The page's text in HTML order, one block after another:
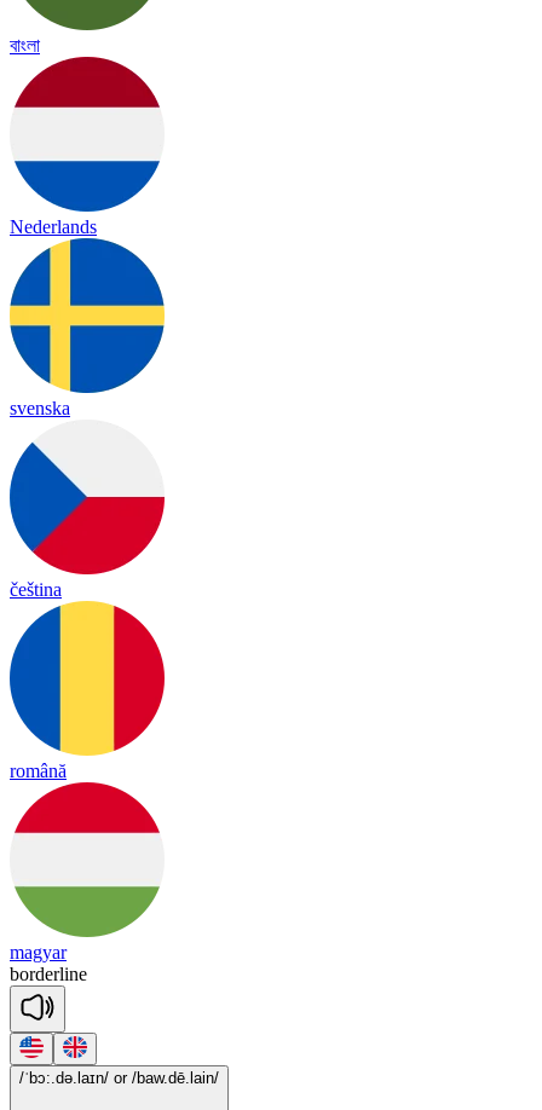
বাংলা
Nederlands
svenska
čeština
română
magyar
borderline
/ˈbɔ:.də.laɪn/ or /baw.dē.lain/